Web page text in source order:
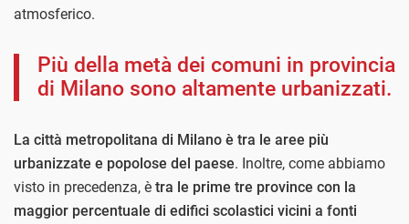
atmosferico.
Più della metà dei comuni in provincia
di Milano sono altamente urbanizzati.
La città metropolitana di Milano è tra le aree più
urbanizzate e popolose del paese. Inoltre, come abbiamo
visto in precedenza, è tra le prime tre province con la
maggior percentuale di edifici scolastici vicini a fonti